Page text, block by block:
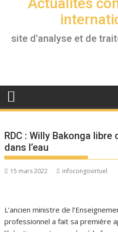
site d'analyse et de
RDC : Willy Bakonga
dans l’eau
15 mars 2022 infocongovirtuel
L’ancien ministre de
professionnel a fait sa première